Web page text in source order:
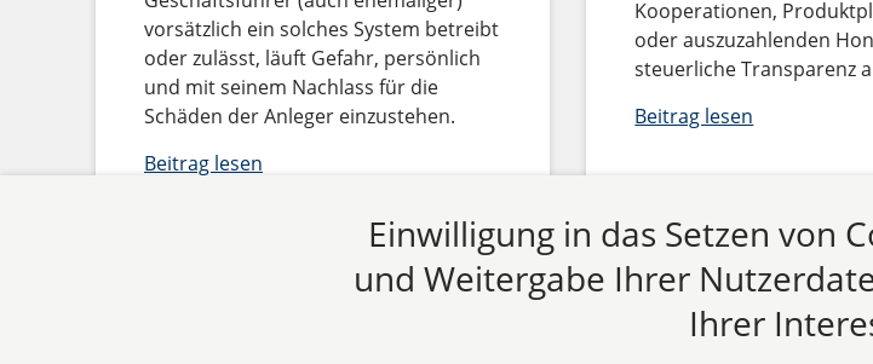
vorsätzlich ein solches System betreibt
oder zulässt, läuft Gefahr, persönlich
und mit seinem Nachlass für die
Schäden der Anleger einzustehen.
Beitrag lesen
Kooperationen,
oder auszuzahlenden
steuerliche Transparenz
Beitrag lesen
Alle Fachbeiträge
Einwilligung in das Setzen von
und Weitergabe Ihrer
Ihrer